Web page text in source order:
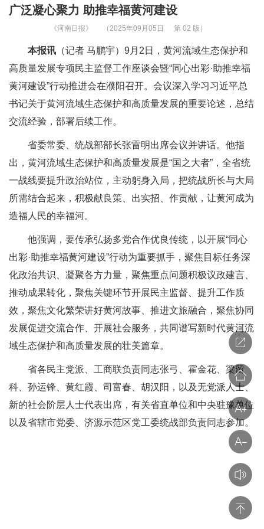
广泛凝心聚力 助推幸福黄河建设
《河南日报》 （2025年09月05日 第 02 版）
本报讯 （记者 马鹏宇）9月2日，黄河流域生态保护和
高质量发展专项民主监督工作座谈会暨“同心出彩·助推幸福
黄河建设”行动推进会在濮阳召开。会议深入学习习近平总
书记关于黄河流域生态保护和高质量发展的重要论述，总结
交流经验，部署后续工作。
省委常委、统战部部长张雷明出席会议并讲话。他指
出，黄河流域生态保护和高质量发展是“国之大者”，全省统
一战线要提升政治站位，主动躬身入局，把统战所长与大局
所需结合起来，积极献良策、出实招、作贡献，让黄河成为
造福人民的幸福河。
他强调，要传承弘扬多党合作优良传统，以开展“同心
出彩·助推幸福黄河建设”行动为重要抓手，聚焦目标任务深
化政治共识、凝聚各方力量，聚焦重点问题积极议政建言、
推动成果转化，聚焦关键环节开展民主监督、提升工作质
效，聚焦文化繁荣讲好黄河故事、推进文旅融合，聚焦协同
发展促进交流合作、开展社会服务，共同谱写新时代黄河流
域生态保护和高质量发展的壮美篇章。
省各民主党派、工商联负责同志张弓、霍金花、梁留
科、孙运锋、黄红霞、司富春、胡汉阳，以及无党派人士、
新的社会阶层人士代表出席，有关省直单位和中央驻豫单位
以及省辖市党委、济源示范区党工委统战部负责同志参加。